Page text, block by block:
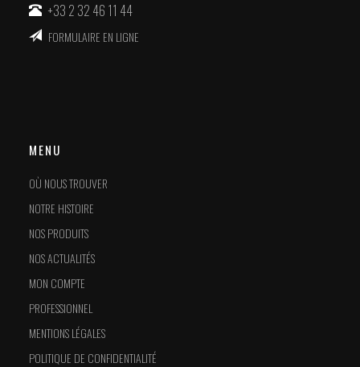
+33 2 32 46 11 44
FORMULAIRE EN LIGNE
MENU
OÙ NOUS TROUVER
NOTRE HISTOIRE
NOS PRODUITS
NOS ACTUALITÉS
MON COMPTE
PROFESSIONNEL
MENTIONS LÉGALES
POLITIQUE DE CONFIDENTIALITÉ